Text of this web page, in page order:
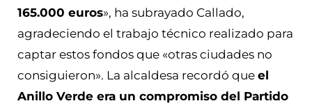
165.000 euros», ha subrayado Callado,
agradeciendo el trabajo técnico realizado para
captar estos fondos que «otras ciudades no
consiguieron». La alcaldesa recordó que el
Anillo Verde era un compromiso del Partido